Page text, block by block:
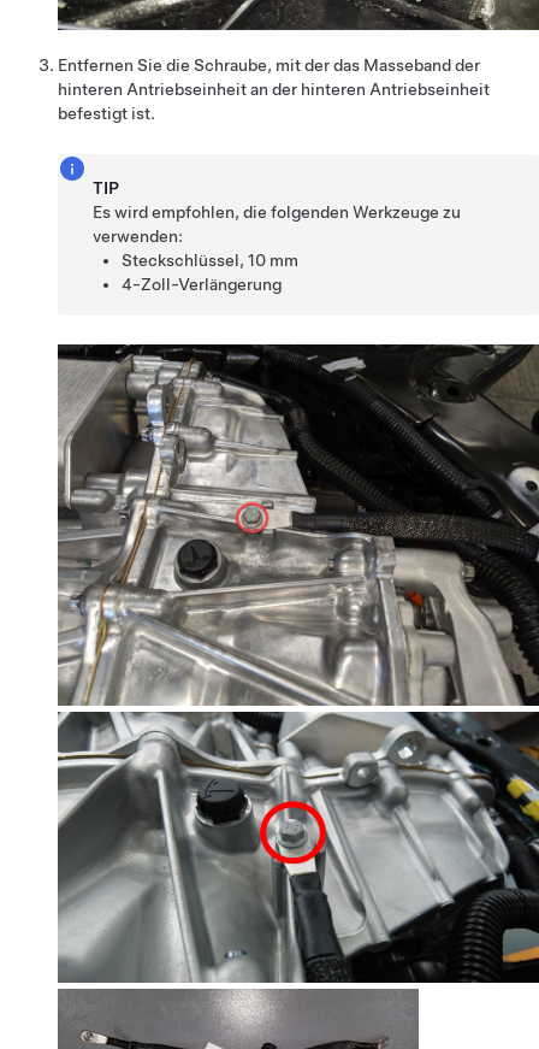
Entfernen Sie die Schraube, mit der das Masseband der
hinteren Antriebseinheit an der hinteren Antriebseinheit
befestigt ist.
TIP
Es wird empfohlen, die folgenden Werkzeuge zu
verwenden:
Steckschlüssel, 10 mm
4-Zoll-Verlängerung